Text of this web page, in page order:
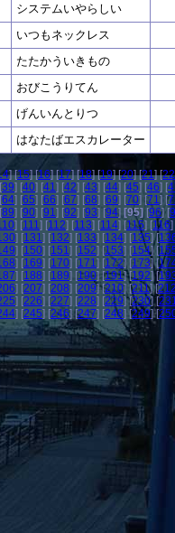
システムいやらしい
いつもネックレス
たたかういきもの
おびこうりてん
げんいんとりつ
はなたばエスカレーター
] [15] [16] [17] [18] [19] [20] [21] [22
39] [40] [41] [42] [43] [44] [45] [46] [
64] [65] [66] [67] [68] [69] [70] [71] [
89] [90] [91] [92] [93] [94] [95][96] [
] [111] [112] [113] [114] [115] [116]
] [131] [132] [133] [134] [135] [
] [150] [151] [152] [153] [154] [
] [169] [170] [171] [172] [173] [
] [188] [189] [190] [191] [192] [
] [207] [208] [209] [210] [211] [212
] [226] [227] [228] [229] [230] [
] [245] [246] [247] [248] [249] [